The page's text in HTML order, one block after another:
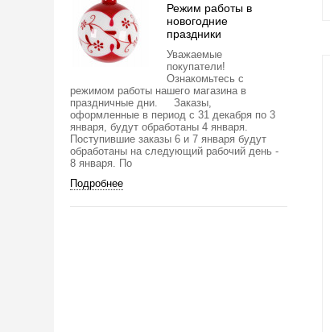
Режим работы в
новогодние
праздники
Уважаемые
покупатели!
Ознакомьтесь с
режимом работы нашего магазина в
праздничные дни. Заказы,
оформленные в период с 31 декабря по 3
января, будут обработаны 4 января.
Поступившие заказы 6 и 7 января будут
обработаны на следующий рабочий день -
8 января. По
Подробнее